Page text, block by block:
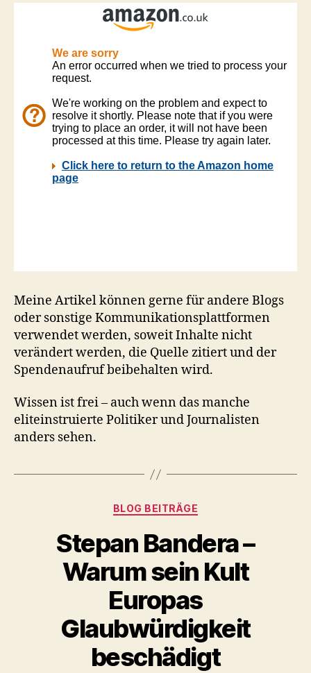
Meine Artikel können gerne für andere Blogs
oder sonstige Kommunikationsplattformen
verwendet werden, soweit Inhalte nicht
verändert werden, die Quelle zitiert und der
Spendenaufruf beibehalten wird.
Wissen ist frei – auch wenn das manche
eliteinstruierte Politiker und Journalisten
anders sehen.
Kategorien
BLOG BEITRÄGE
Stepan Bandera –
Warum sein Kult
Europas
Glaubwürdigkeit
beschädigt